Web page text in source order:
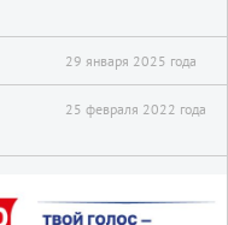
29 января 2025 года
25 февраля 2022 года